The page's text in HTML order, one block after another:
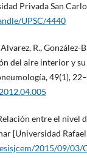
Privada San
UPSC/4440
R., González-
del aire interior y
49(1),
entre el nivel
[Universidad
2015/09/03/